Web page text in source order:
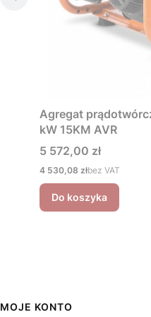
Agregat
kW 15KM AVR
Cena
5 572,00 zł
Cena
4 530,08 złbez VAT
Do koszyka
MOJE KONTO